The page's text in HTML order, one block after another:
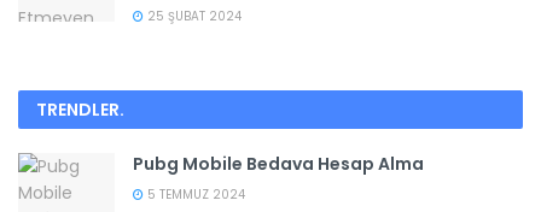
25 ŞUBAT 2024
TRENDLER.
Pubg Mobile Bedava Hesap Alma
5 TEMMUZ 2024